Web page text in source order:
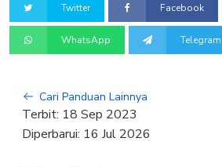
Twitter Facebook
WhatsApp Telegram
Cari Panduan Lainnya
Terbit: 18 Sep 2023
Diperbarui: 16 Jul 2026